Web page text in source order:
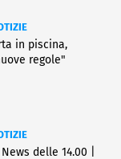
in piscina,
regole"
delle 14.00 |